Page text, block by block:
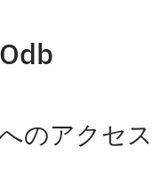
のアクセス